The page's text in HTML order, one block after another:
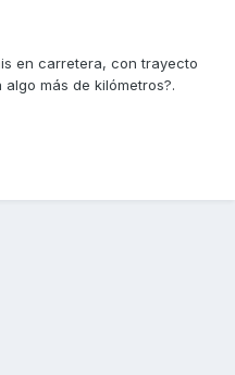
en carretera, con trayecto
más de kilómetros?.